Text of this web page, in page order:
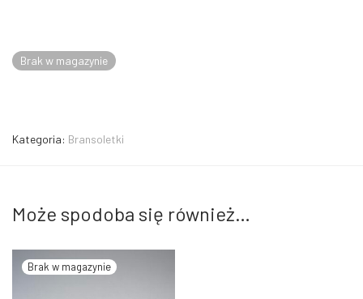
Brak w magazynie
Kategoria: Bransoletki
Może spodoba się również…